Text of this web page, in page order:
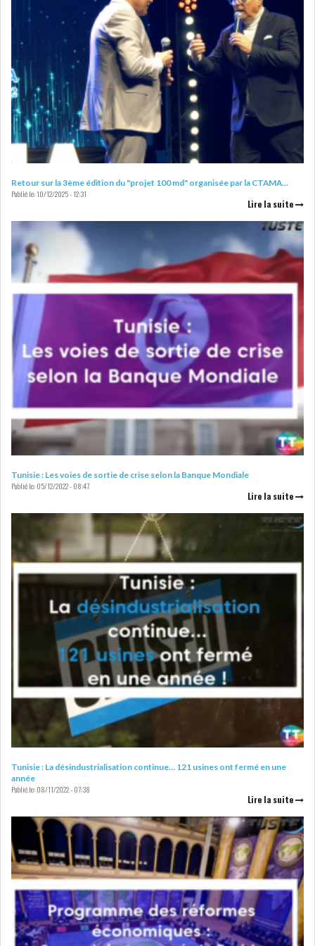
L’ATB RENFORCE SON
ENGAGEMENT AUPRÈS DES...
OFFICE PLAST : UNE LEVÉE DE
FONDS AU SER...
ANIMERA UNE C...
ENNAKL LÈVE 60 MD SUR LE
MARCHÉ OBLIGATA...
RSS
FINANCE
FISCALITE
TAXE SUR LE PATR...
FISCALITÉ : LONGUE LISTE
DES ACTIVITÉS Q...
BOURSE DE TUNIS : UN OUTIL
DE FINANCEMEN...
LE CALENDRIER FISCAL ET
SOCIAL 2021: LES...
RSS
ECONOMIE
ACTUALITÉS
ÉCONOMIQUES
EMPLOI
PRIVATISATION NOMINATION
ACTUALITÉS DES
SOCIÉTÉS
DEVISES
Retour sur la 3ème édition du "projet 100 md" organisée par la CTAMA...
Publié le:10/12/2025 - 12:31
Lire la suite
Tunisie : Les voies de sortie de crise selon la Banque Mondiale
Publié le:05/12/2022 - 08:47
Lire la suite
Tunisie : La désindustrialisation continue… 121 usines ont fermé en une
année
Publié le:08/11/2022 - 07:38
Lire la suite